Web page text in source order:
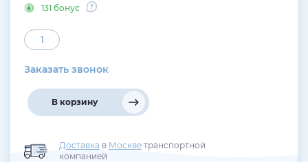
131 бонус
Заказать звонок
В корзину
Доставка в Москве транспортной
компанией